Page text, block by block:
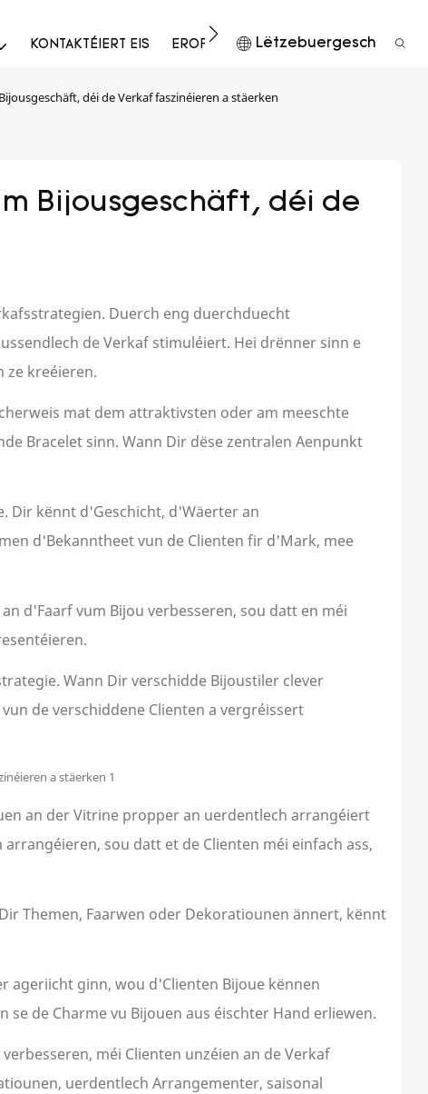
KONTAKTÉIERT EIS EROFLUEDENLëtzebuergesch
déi de Verkaf faszinéieren a stäerken
Bijousgeschäft, déi de
Duerch eng duerchduecht
de Verkaf stimuléiert. Hei drënner sinn e
ze kreéieren.
mat dem attraktivsten oder am meeschte
Bracelet sinn. Wann Dir dëse zentralen Aenpunkt
Dir kënnt d'Geschicht, d'Wäerter an
d'Bekanntheet vun de Clienten fir d'Mark, mee
d'Faarf vum Bijou verbesseren, sou datt en méi
Wann Dir verschidde Bijoustiler clever
de verschiddene Clienten a vergréissert
an der Vitrine propper an uerdentlech arrangéiert
sou datt et de Clienten méi einfach ass,
Themen, Faarwen oder Dekoratiounen ännert, kënnt
ageriicht ginn, wou d'Clienten Bijoue kënnen
de Charme vu Bijouen aus éischter Hand erliewen.
méi Clienten unzéien an de Verkaf
uerdentlech Arrangementer, saisonal